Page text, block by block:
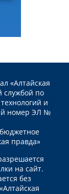
«Алтайская
службой по
и
номер ЭЛ №
правда»
на сайт.
без